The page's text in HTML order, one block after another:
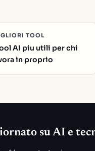
TOOL
AI piu utili per chi
in proprio
su AI e